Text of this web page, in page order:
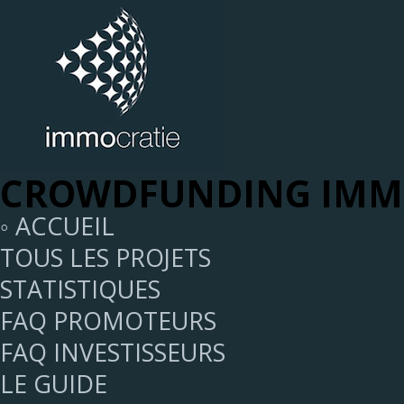
CROWDFUNDING
◦ ACCUEIL
TOUS LES PROJETS
STATISTIQUES
FAQ PROMOTEURS
FAQ INVESTISSEURS
LE GUIDE